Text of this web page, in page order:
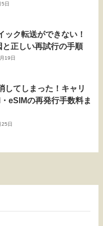
日
ック転送ができない！
と正しい再試行の手順
19日
してしまった！キャリ
eSIMの再発行手数料ま
日